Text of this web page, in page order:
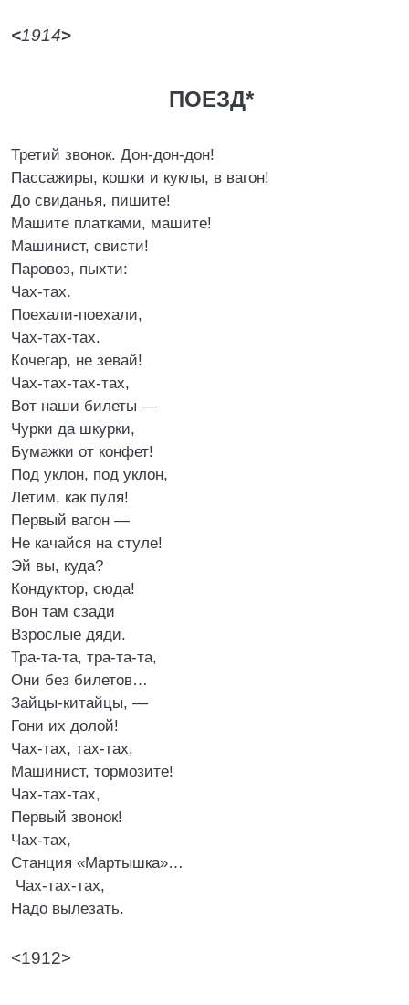
<1914>
ПОЕЗД*
Третий звонок. Дон-дон-дон!
Пассажиры, кошки и куклы, в вагон!
До свиданья, пишите!
Машите платками, машите!
Машинист, свисти!
Паровоз, пыхти:
Чах-тах.
Поехали-поехали,
Чах-тах-тах.
Кочегар, не зевай!
Чах-тах-тах-тах,
Вот наши билеты —
Чурки да шкурки,
Бумажки от конфет!
Под уклон, под уклон,
Летим, как пуля!
Первый вагон —
Не качайся на стуле!
Эй вы, куда?
Кондуктор, сюда!
Вон там сзади
Взрослые дяди.
Тра-та-та, тра-та-та,
Они без билетов…
Зайцы-китайцы, —
Гони их долой!
Чах-тах, тах-тах,
Машинист, тормозите!
Чах-тах-тах,
Первый звонок!
Чах-тах,
Станция «Мартышка»…
Чах-тах-тах,
Надо вылезать.
<1912>